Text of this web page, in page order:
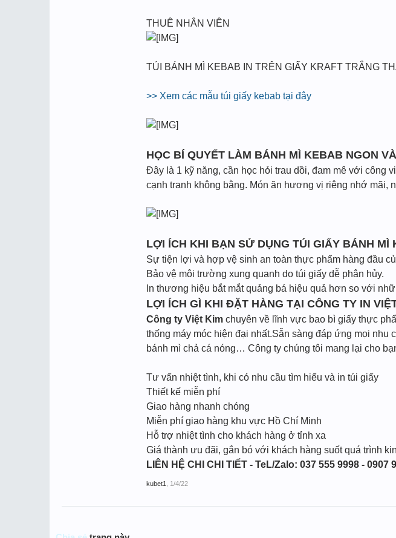
THUÊ NHÂN VIÊN
TÚI BÁNH MÌ KEBAB IN TRÊN GIẤY KRAFT TRẮNG
>> Xem các mẫu túi giấy kebab tại đây
HỌC BÍ QUYẾT LÀM BÁNH MÌ KEBAB NGON
Đây là 1 kỹ năng, cần học hỏi trau dồi, đam mê với công
cạnh tranh không bằng. Món ăn hương vị riêng nhớ mãi,
LỢI ÍCH KHI BẠN SỬ DỤNG TÚI GIẤY BÁNH MÌ
Sự tiện lợi và hợp vệ sinh an toàn thực phẩm hàng đầu
Bảo vệ môi trường xung quanh do túi giấy dễ phân hủy.
In thương hiệu bắt mắt quảng bá hiệu quả hơn so với
LỢI ÍCH GÌ KHI ĐẶT HÀNG TẠI CÔNG TY IN
Công ty Việt Kim chuyên về lĩnh vực bao bì giấy thực
thống máy móc hiện đại nhất.Sẵn sàng đáp ứng mọi nhu
bánh mì chả cá nóng… Công ty chúng tôi mang lại cho
Tư vấn nhiệt tình, khi có nhu cầu tìm hiểu và in túi giấy
Thiết kế miễn phí
Giao hàng nhanh chóng
Miễn phí giao hàng khu vực Hồ Chí Minh
Hỗ trợ nhiệt tình cho khách hàng ở tỉnh xa
Giá thành ưu đãi, gắn bó với khách hàng suốt quá trình
LIÊN HỆ CHI CHI TIẾT - TeL/Zalo: 037 555 9998 - 0907
kubet1 1/4/22